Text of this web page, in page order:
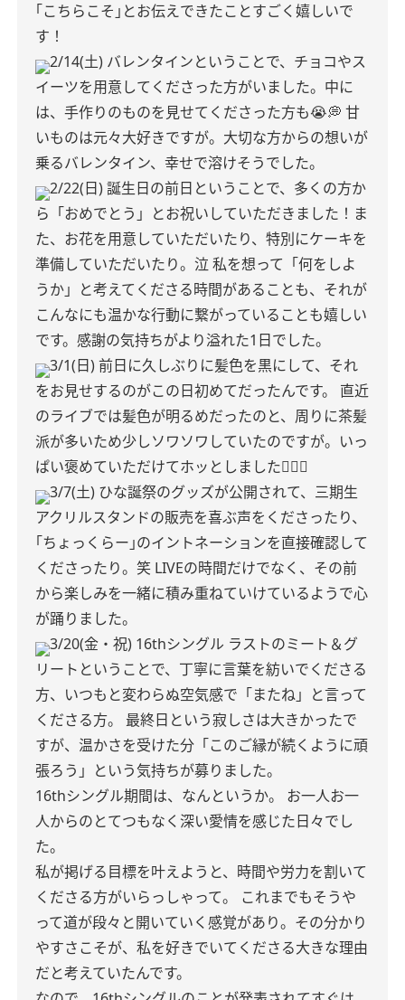
｢こちらこそ｣とお伝えできたことすごく嬉しいで
す！
2/14(土) バレンタインということで、チョコやス
イーツを用意してくださった方がいました。中に
は、手作りのものを見せてくださった方も😭💭 甘
いものは元々大好きですが。大切な方からの想いが
乗るバレンタイン、幸せで溶けそうでした。
2/22(日)誕生日の前日ということで、多くの方か
ら「おめでとう」とお祝いしていただきました！ま
た、お花を用意していただいたり、特別にケーキを
準備していただいたり。泣 私を想って「何をしよ
うか」と考えてくださる時間があることも、それが
こんなにも温かな行動に繋がっていることも嬉しい
です。感謝の気持ちがより溢れた1日でした。
3/1(日)前日に久しぶりに髪色を黒にして、それ
をお見せするのがこの日初めてだったんです。
直近
のライブでは髪色が明るめだったのと、周りに茶髪
派が多いため少しソワソワしていたのですが。いっ
ぱい褒めていただけてホッとしました🧏🏻‍♀️
3/7(土) ひな誕祭のグッズが公開されて、三期生
アクリルスタンドの販売を喜ぶ声をくださったり、
｢ちょっくらー｣のイントネーションを直接確認して
くださったり。笑 LIVEの時間だけでなく、その前
から楽しみを一緒に積み重ねていけているようで心
が踊りました。
3/20(金・祝) 16thシングル ラストのミート＆グ
リートということで、丁寧に言葉を紡いでくださる
方、いつもと変わらぬ空気感で「またね」と言って
くださる方。
最終日という寂しさは大きかったで
すが、温かさを受けた分「このご縁が続くように頑
張ろう」という気持ちが募りました。
16thシングル期間は、なんというか。
お一人お一
人からのとてつもなく深い愛情を感じた日々でし
た。
私が掲げる目標を叶えようと、時間や労力を割いて
くださる方がいらっしゃって。
これまでもそうや
って道が段々と開いていく感覚があり。その分かり
やすさこそが、私を好きでいてくださる大きな理由
だと考えていたんです。